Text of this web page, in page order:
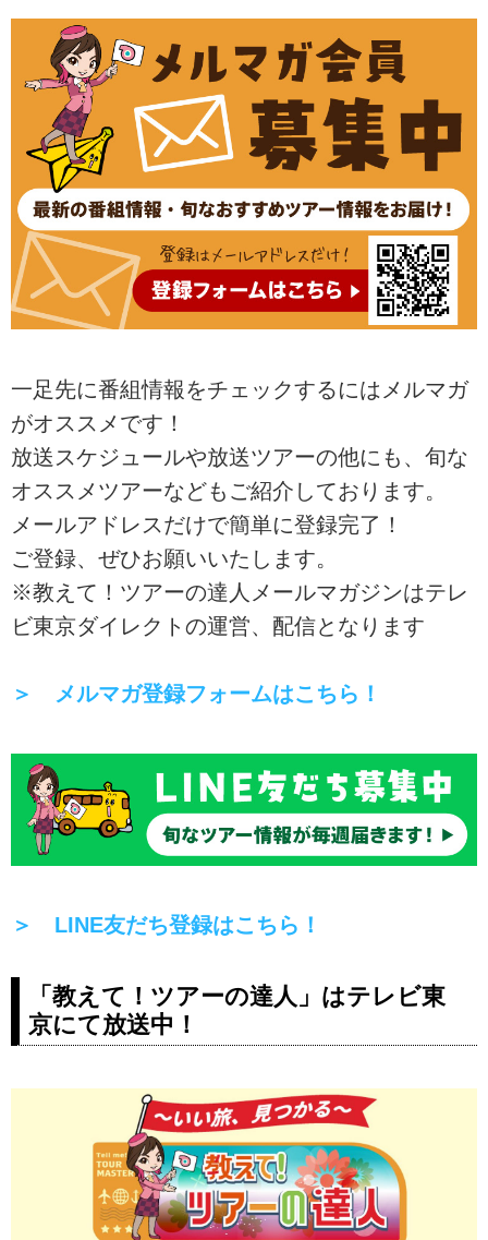
一足先に番組情報をチェックするにはメルマガ
がオススメです！
放送スケジュールや放送ツアーの他にも、旬な
オススメツアーなどもご紹介しております。
メールアドレスだけで簡単に登録完了！
ご登録、ぜひお願いいたします。
※教えて！ツアーの達人メールマガジンはテレ
ビ東京ダイレクトの運営、配信となります
＞ メルマガ登録フォームはこちら！
＞ LINE友だち登録はこちら！
「教えて！ツアーの達人」はテレビ東
京にて放送中！